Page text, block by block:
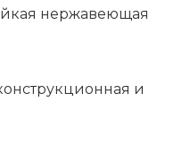
нержавеющая
и